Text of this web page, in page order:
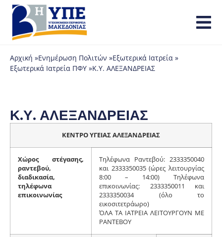
Αρχική »Ενημέρωση Πολιτών »Εξωτερικά Ιατρεία »
Εξωτερικά Ιατρεία ΠΦΥ »Κ.Υ. ΑΛΕΞΑΝΔΡΕΙΑΣ
Κ.Υ. ΑΛΕΞΑΝΔΡΕΙΑΣ
ΚΕΝΤΡΟ ΥΓΕΙΑΣ ΑΛΕΞΑΝΔΡΕΙΑΣ
Χώρος στέγασης,
ραντεβού,
διαδικασία,
τηλέφωνα
επικοινωνίας
Τηλέφωνα Ραντεβού: 2333350040
και 2333350035 (ώρες λειτουργίας
8:00 – 14:00) Τηλέφωνα
επικοινωνίας: 2333350011 και
2333350034 (όλο το
εικοσιτετράωρο)
ΌΛΑ ΤΑ ΙΑΤΡΕΙΑ ΛΕΙΤΟΥΡΓΟΥΝ ΜΕ
ΡΑΝΤΕΒΟΥ